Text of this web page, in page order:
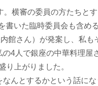
横審の委員の方たちと
書いた臨時委員会も含め
館さん）が発案し、私も
4人で銀座の中華料理屋
り上がりました。
んとするかという話にな